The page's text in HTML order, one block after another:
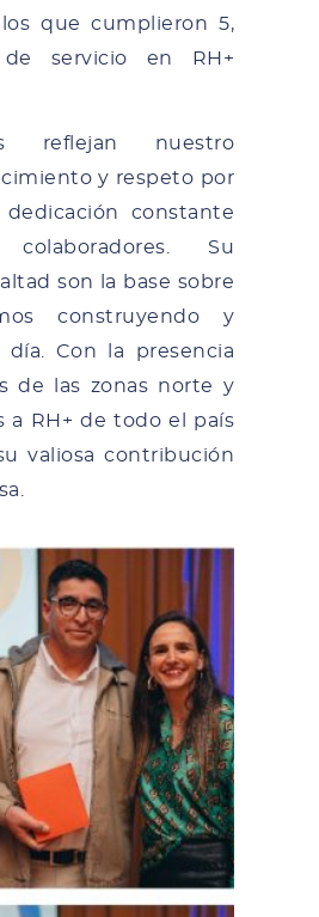
que cumplieron 5,
servicio en RH+
reflejan nuestro
y respeto por
constante
Su
son la base sobre
construyendo y
día. Con la presencia
de las zonas norte y
a RH+ de todo el país
valiosa contribución